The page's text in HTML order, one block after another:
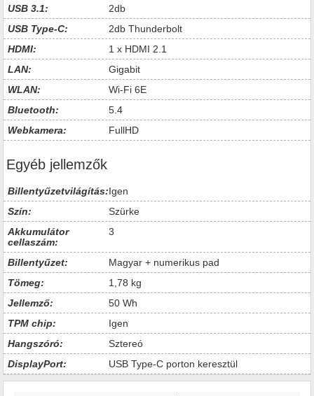
USB 3.1:
2db
USB Type-C:
2db Thunderbolt
HDMI:
1 x HDMI 2.1
LAN:
Gigabit
WLAN:
Wi-Fi 6E
Bluetooth:
5.4
Webkamera:
FullHD
Egyéb jellemzők
Billentyűzetvilágítás:Igen
Szín:
Szürke
Akkumulátor
cellaszám:
3
Billentyűzet:
Magyar + numerikus pad
Tömeg:
1,78 kg
Jellemző:
50 Wh
TPM chip:
Igen
Hangszóró:
Sztereó
DisplayPort:
USB Type-C porton keresztül